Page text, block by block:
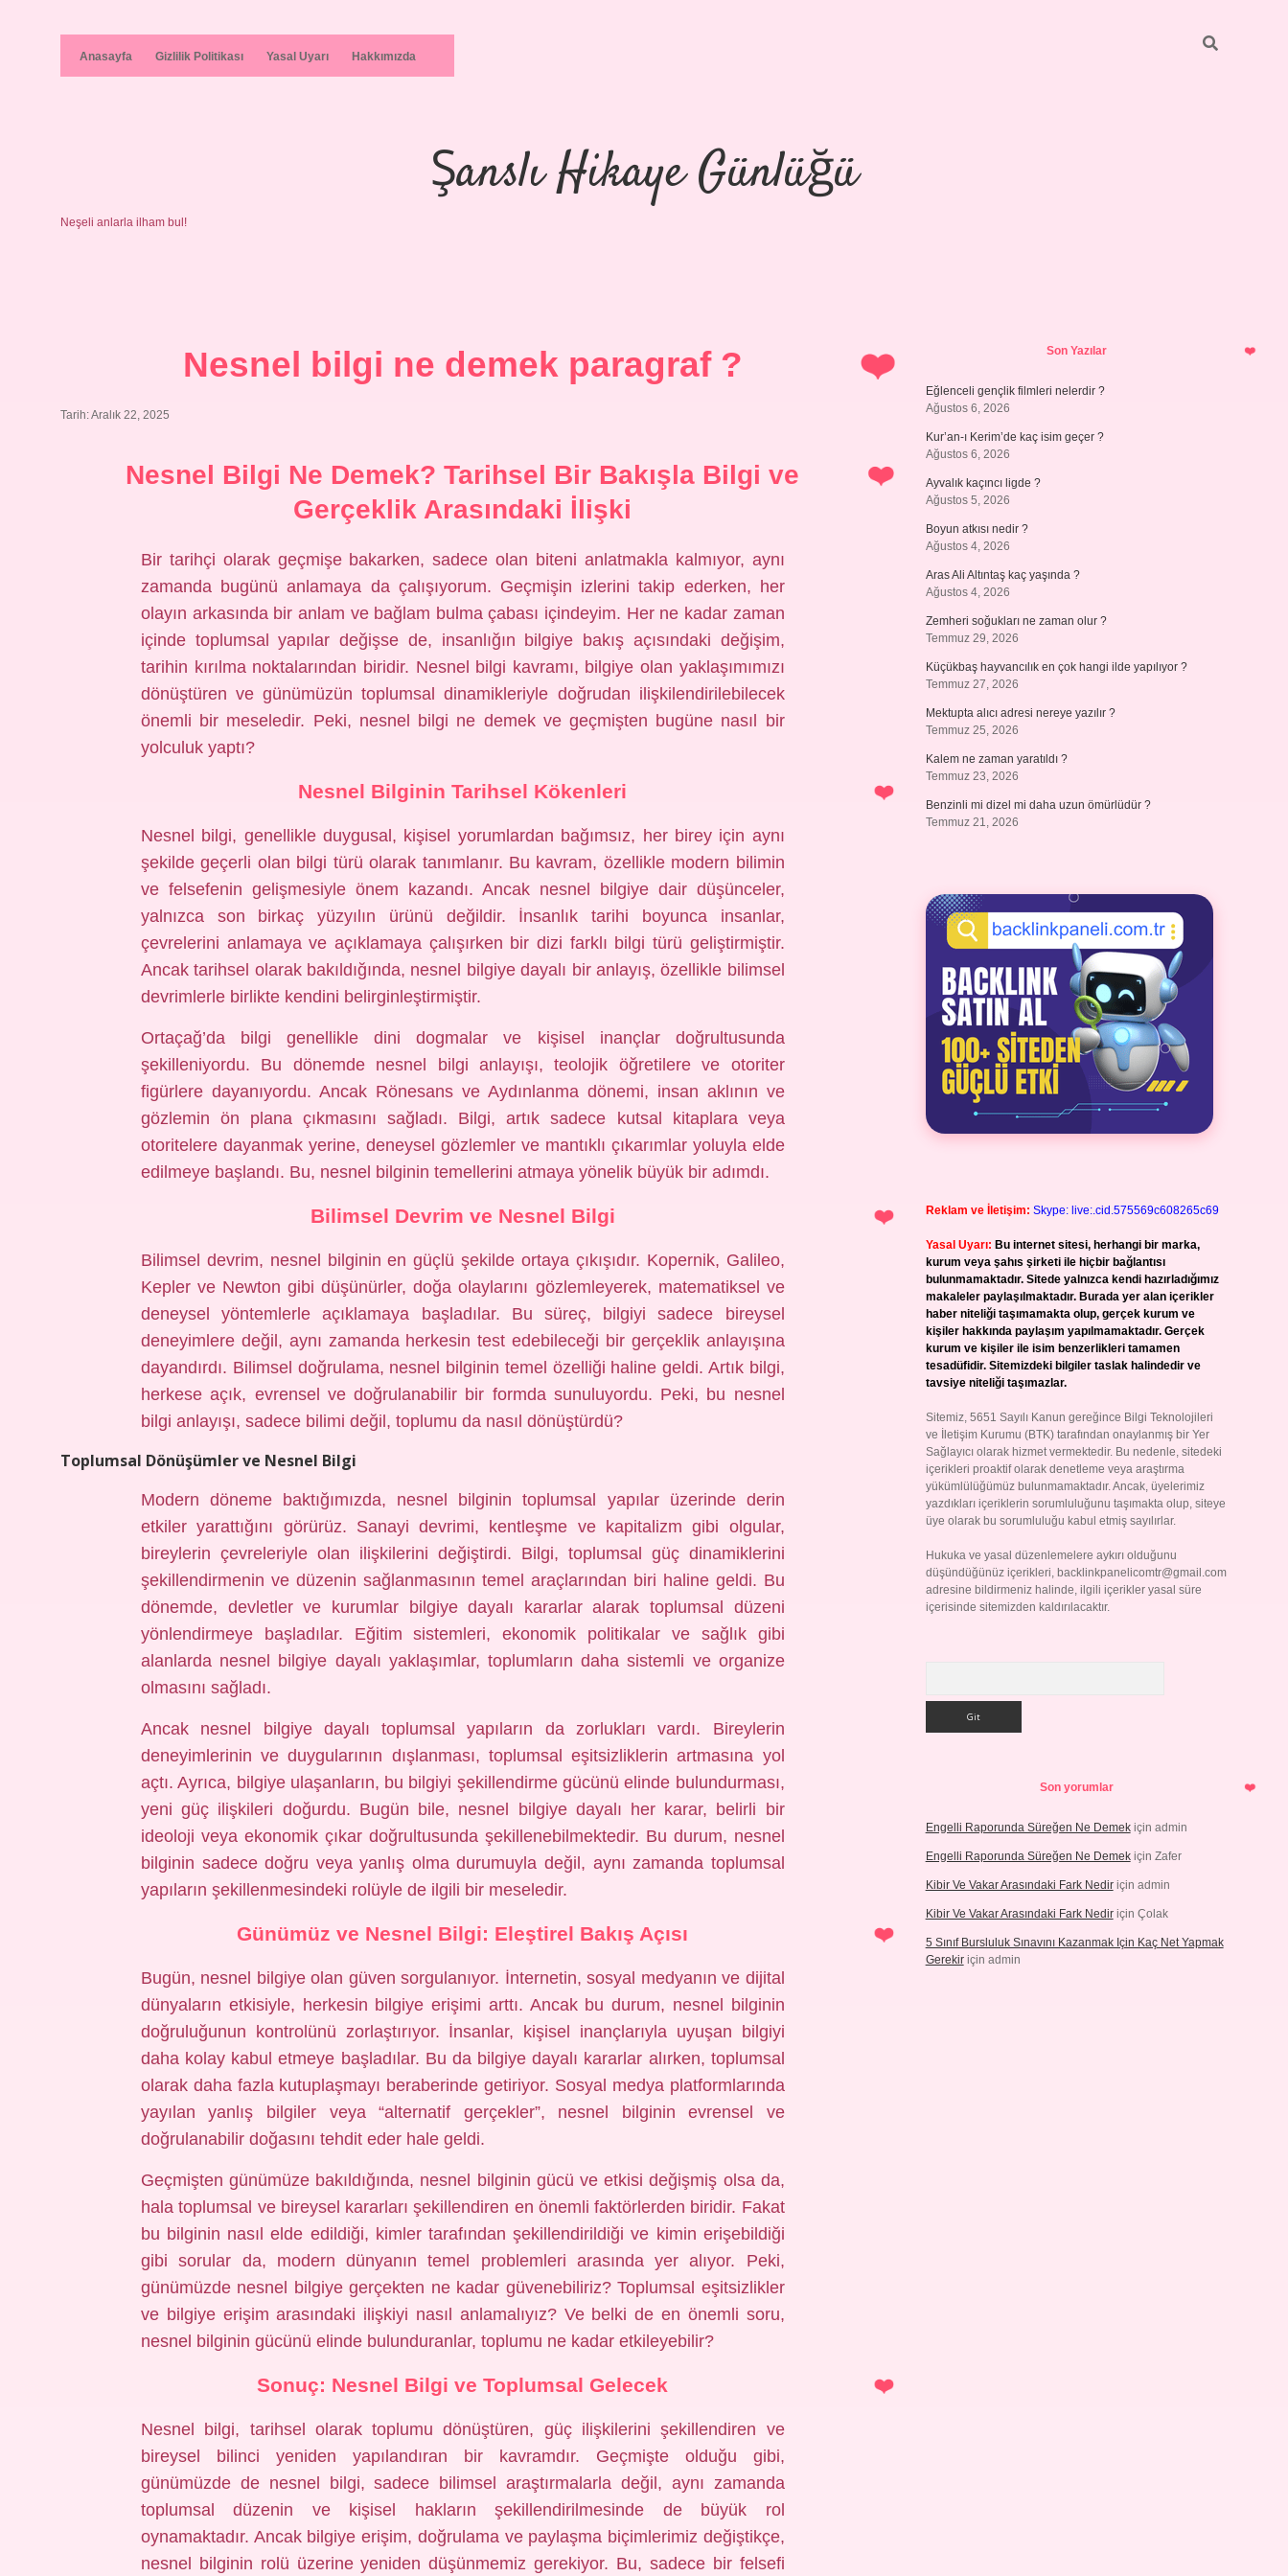
Anasayfa Gizlilik Politikası Yasal Uyarı Hakkımızda
Şanslı Hikaye Günlüğü
Neşeli anlarla ilham bul!
Nesnel bilgi ne demek paragraf ?
Tarih: Aralık 22, 2025
Nesnel Bilgi Ne Demek? Tarihsel Bir Bakışla Bilgi ve
Gerçeklik Arasındaki İlişki
Bir tarihçi olarak geçmişe bakarken, sadece olan biteni anlatmakla kalmıyor, aynı
zamanda bugünü anlamaya da çalışıyorum. Geçmişin izlerini takip ederken, her
olayın arkasında bir anlam ve bağlam bulma çabası içindeyim. Her ne kadar zaman
içinde toplumsal yapılar değişse de, insanlığın bilgiye bakış açısındaki değişim,
tarihin kırılma noktalarından biridir. Nesnel bilgi kavramı, bilgiye olan yaklaşımımızı
dönüştüren ve günümüzün toplumsal dinamikleriyle doğrudan ilişkilendirilebilecek
önemli bir meseledir. Peki, nesnel bilgi ne demek ve geçmişten bugüne nasıl bir
yolculuk yaptı?
Nesnel Bilginin Tarihsel Kökenleri
Nesnel bilgi, genellikle duygusal, kişisel yorumlardan bağımsız, her birey için aynı
şekilde geçerli olan bilgi türü olarak tanımlanır. Bu kavram, özellikle modern bilimin
ve felsefenin gelişmesiyle önem kazandı. Ancak nesnel bilgiye dair düşünceler,
yalnızca son birkaç yüzyılın ürünü değildir. İnsanlık tarihi boyunca insanlar,
çevrelerini anlamaya ve açıklamaya çalışırken bir dizi farklı bilgi türü geliştirmiştir.
Ancak tarihsel olarak bakıldığında, nesnel bilgiye dayalı bir anlayış, özellikle bilimsel
devrimlerle birlikte kendini belirginleştirmiştir.
Ortaçağ’da bilgi genellikle dini dogmalar ve kişisel inançlar doğrultusunda
şekilleniyordu. Bu dönemde nesnel bilgi anlayışı, teolojik öğretilere ve otoriter
figürlere dayanıyordu. Ancak Rönesans ve Aydınlanma dönemi, insan aklının ve
gözlemin ön plana çıkmasını sağladı. Bilgi, artık sadece kutsal kitaplara veya
otoritelere dayanmak yerine, deneysel gözlemler ve mantıklı çıkarımlar yoluyla elde
edilmeye başlandı. Bu, nesnel bilginin temellerini atmaya yönelik büyük bir adımdı.
Bilimsel Devrim ve Nesnel Bilgi
Bilimsel devrim, nesnel bilginin en güçlü şekilde ortaya çıkışıdır. Kopernik, Galileo,
Kepler ve Newton gibi düşünürler, doğa olaylarını gözlemleyerek, matematiksel ve
deneysel yöntemlerle açıklamaya başladılar. Bu süreç, bilgiyi sadece bireysel
deneyimlere değil, aynı zamanda herkesin test edebileceği bir gerçeklik anlayışına
dayandırdı. Bilimsel doğrulama, nesnel bilginin temel özelliği haline geldi. Artık bilgi,
herkese açık, evrensel ve doğrulanabilir bir formda sunuluyordu. Peki, bu nesnel
bilgi anlayışı, sadece bilimi değil, toplumu da nasıl dönüştürdü?
Toplumsal Dönüşümler ve Nesnel Bilgi
Modern döneme baktığımızda, nesnel bilginin toplumsal yapılar üzerinde derin
etkiler yarattığını görürüz. Sanayi devrimi, kentleşme ve kapitalizm gibi olgular,
bireylerin çevreleriyle olan ilişkilerini değiştirdi. Bilgi, toplumsal güç dinamiklerini
şekillendirmenin ve düzenin sağlanmasının temel araçlarından biri haline geldi. Bu
dönemde, devletler ve kurumlar bilgiye dayalı kararlar alarak toplumsal düzeni
yönlendirmeye başladılar. Eğitim sistemleri, ekonomik politikalar ve sağlık gibi
alanlarda nesnel bilgiye dayalı yaklaşımlar, toplumların daha sistemli ve organize
olmasını sağladı.
Ancak nesnel bilgiye dayalı toplumsal yapıların da zorlukları vardı. Bireylerin
deneyimlerinin ve duygularının dışlanması, toplumsal eşitsizliklerin artmasına yol
açtı. Ayrıca, bilgiye ulaşanların, bu bilgiyi şekillendirme gücünü elinde bulundurması,
yeni güç ilişkileri doğurdu. Bugün bile, nesnel bilgiye dayalı her karar, belirli bir
ideoloji veya ekonomik çıkar doğrultusunda şekillenebilmektedir. Bu durum, nesnel
bilginin sadece doğru veya yanlış olma durumuyla değil, aynı zamanda toplumsal
yapıların şekillenmesindeki rolüyle de ilgili bir meseledir.
Günümüz ve Nesnel Bilgi: Eleştirel Bakış Açısı
Bugün, nesnel bilgiye olan güven sorgulanıyor. İnternetin, sosyal medyanın ve dijital
dünyaların etkisiyle, herkesin bilgiye erişimi arttı. Ancak bu durum, nesnel bilginin
doğruluğunun kontrolünü zorlaştırıyor. İnsanlar, kişisel inançlarıyla uyuşan bilgiyi
daha kolay kabul etmeye başladılar. Bu da bilgiye dayalı kararlar alırken, toplumsal
olarak daha fazla kutuplaşmayı beraberinde getiriyor. Sosyal medya platformlarında
yayılan yanlış bilgiler veya “alternatif gerçekler”, nesnel bilginin evrensel ve
doğrulanabilir doğasını tehdit eder hale geldi.
Geçmişten günümüze bakıldığında, nesnel bilginin gücü ve etkisi değişmiş olsa da,
hala toplumsal ve bireysel kararları şekillendiren en önemli faktörlerden biridir. Fakat
bu bilginin nasıl elde edildiği, kimler tarafından şekillendirildiği ve kimin erişebildiği
gibi sorular da, modern dünyanın temel problemleri arasında yer alıyor. Peki,
günümüzde nesnel bilgiye gerçekten ne kadar güvenebiliriz? Toplumsal eşitsizlikler
ve bilgiye erişim arasındaki ilişkiyi nasıl anlamalıyız? Ve belki de en önemli soru,
nesnel bilginin gücünü elinde bulunduranlar, toplumu ne kadar etkileyebilir?
Sonuç: Nesnel Bilgi ve Toplumsal Gelecek
Nesnel bilgi, tarihsel olarak toplumu dönüştüren, güç ilişkilerini şekillendiren ve
bireysel bilinci yeniden yapılandıran bir kavramdır. Geçmişte olduğu gibi,
günümüzde de nesnel bilgi, sadece bilimsel araştırmalarla değil, aynı zamanda
toplumsal düzenin ve kişisel hakların şekillendirilmesinde de büyük rol
oynamaktadır. Ancak bilgiye erişim, doğrulama ve paylaşma biçimlerimiz değiştikçe,
nesnel bilginin rolü üzerine yeniden düşünmemiz gerekiyor. Bu, sadece bir felsefi
SidebarSon Yazılar
Eğlenceli gençlik filmleri nelerdir ?
Ağustos 6, 2026
Kur’an-ı Kerim’de kaç isim geçer ?
Ağustos 6, 2026
Ayvalık kaçıncı ligde ?
Ağustos 5, 2026
Boyun atkısı nedir ?
Ağustos 4, 2026
Aras Ali Altıntaş kaç yaşında ?
Ağustos 4, 2026
Zemheri soğukları ne zaman olur ?
Temmuz 29, 2026
Küçükbaş hayvancılık en çok hangi ilde yapılıyor ?
Temmuz 27, 2026
Mektupta alıcı adresi nereye yazılır ?
Temmuz 25, 2026
Kalem ne zaman yaratıldı ?
Temmuz 23, 2026
Benzinli mi dizel mi daha uzun ömürlüdür ?
Temmuz 21, 2026
Reklam ve İletişim: Skype: live:.cid.575569c608265c69
Yasal Uyarı: Bu internet sitesi, herhangi bir marka,
kurum veya şahıs şirketi ile hiçbir bağlantısı
bulunmamaktadır. Sitede yalnızca kendi hazırladığımız
makaleler paylaşılmaktadır. Burada yer alan içerikler
haber niteliği taşımamakta olup, gerçek kurum ve
kişiler hakkında paylaşım yapılmamaktadır. Gerçek
kurum ve kişiler ile isim benzerlikleri tamamen
tesadüfidir. Sitemizdeki bilgiler taslak halindedir ve
tavsiye niteliği taşımazlar.
Sitemiz, 5651 Sayılı Kanun gereğince Bilgi Teknolojileri
ve İletişim Kurumu (BTK) tarafından onaylanmış bir Yer
Sağlayıcı olarak hizmet vermektedir. Bu nedenle, sitedeki
içerikleri proaktif olarak denetleme veya araştırma
yükümlülüğümüz bulunmamaktadır. Ancak, üyelerimiz
yazdıkları içeriklerin sorumluluğunu taşımakta olup, siteye
üye olarak bu sorumluluğu kabul etmiş sayılırlar.
Hukuka ve yasal düzenlemelere aykırı olduğunu
düşündüğünüz içerikleri, backlinkpanelicomtr@gmail.com
adresine bildirmeniz halinde, ilgili içerikler yasal süre
içerisinde sitemizden kaldırılacaktır.
Son yorumlar
Engelli Raporunda Süreğen Ne Demekiçin admin
Engelli Raporunda Süreğen Ne Demekiçin Zafer
Kibir Ve Vakar Arasındaki Fark Nediriçin admin
Kibir Ve Vakar Arasındaki Fark Nediriçin Çolak
5 Sınıf Bursluluk Sınavını Kazanmak Için Kaç Net Yapmak
Gerekiriçin admin